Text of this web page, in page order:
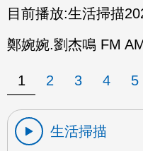
目前播放:生活掃描
鄭婉婉.劉杰鳴 FM
1 2 3 4 5
生活掃描